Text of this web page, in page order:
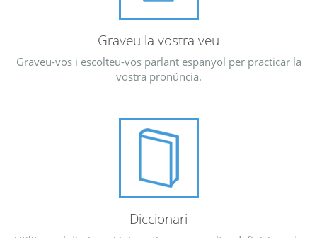
Graveu la vostra veu
Graveu-vos i escolteu-vos parlant espanyol per practicar la
vostra pronúncia.
Diccionari